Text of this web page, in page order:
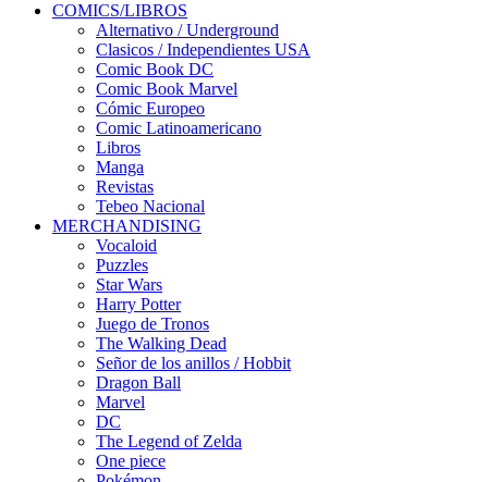
COMICS/LIBROS
Alternativo / Underground
Clasicos / Independientes USA
Comic Book DC
Comic Book Marvel
Cómic Europeo
Comic Latinoamericano
Libros
Manga
Revistas
Tebeo Nacional
MERCHANDISING
Vocaloid
Puzzles
Star Wars
Harry Potter
Juego de Tronos
The Walking Dead
Señor de los anillos / Hobbit
Dragon Ball
Marvel
DC
The Legend of Zelda
One piece